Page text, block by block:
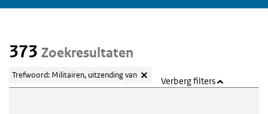
373 Zoekresultaten
Trefwoord: Militairen, uitzending van
Verberg filters